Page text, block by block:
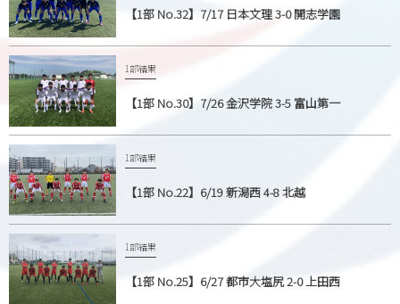
【1部 No.32】7/17 日本文理 3-0 開志学園
1部結果
【1部 No.30】7/26 金沢学院 3-5 富山第一
1部結果
【1部 No.22】6/19 新潟西 4-8 北越
1部結果
【1部 No.25】6/27 都市大塩尻 2-0 上田西